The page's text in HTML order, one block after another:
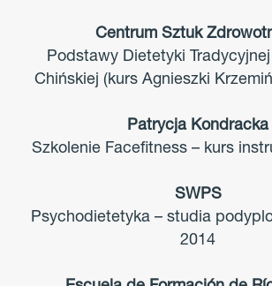
Centrum Sztuk
Podstawy Dietetyki
Chińskiej (kurs Agnieszki
Patrycja Kondracka
Szkolenie Facefitness – kurs
SWPS
Psychodietetyka – studia
2014